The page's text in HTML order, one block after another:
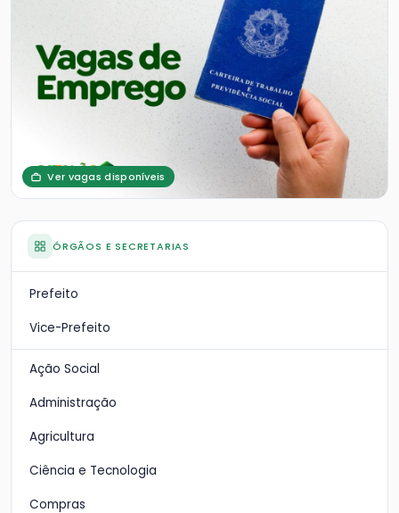
Ver vagas disponíveis
ÓRGÃOS E SECRETARIAS
Prefeito
Vice-Prefeito
Ação Social
Administração
Agricultura
Ciência e Tecnologia
Compras